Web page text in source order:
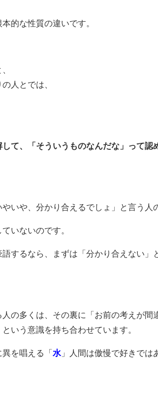
的な性質の違いです。
人とでは、
て、「そういうものなんだな」って認
いや、分かり合えるでしょ」と言う人
いないのです。
するなら、まずは「分かり合えない」
人の多くは、その裏に「お前の考えが間
いう意識を持ち合わせています。
を唱える「 水 」人間は傲慢で好きでは